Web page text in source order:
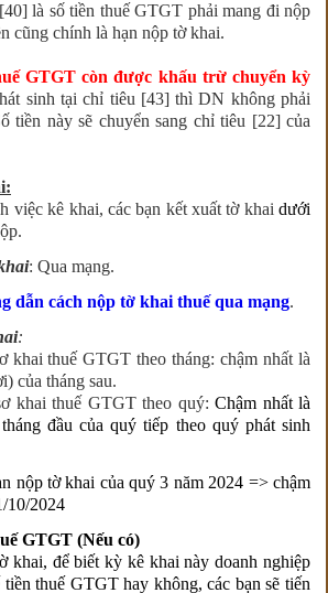
là số tiền thuế GTGT phải mang đi nộp
cũng chính là hạn nộp tờ khai.
GTGT còn được khấu trừ chuyển kỳ
sinh tại chỉ tiêu [43] thì DN không phải
tiền này sẽ chuyển sang chỉ tiêu [22] của
việc kê khai, các bạn kết xuất tờ khaidưới
: Qua mạng.
dẫn cách nộp tờ khai thuế qua mạng.
:
khai thuế GTGT theo tháng: chậm nhất là
của tháng sau.
khai thuế GTGT theo quý:Chậm nhất là
đầu của quý tiếp theo quý phát sinh
nộp tờ khai của quý 3 năm 2024 => chậm
10/2024
GTGT (Nếu có)
khai, để biết kỳ kê khai này doanh nghiệp
thuế GTGT hay không, các bạn sẽ tiến